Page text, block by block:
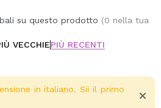
di fragranze, scegli le
su questo prodotto (0 nella tua
VECCHIEPIÙ RECENTI
in italiano. Sii il primo